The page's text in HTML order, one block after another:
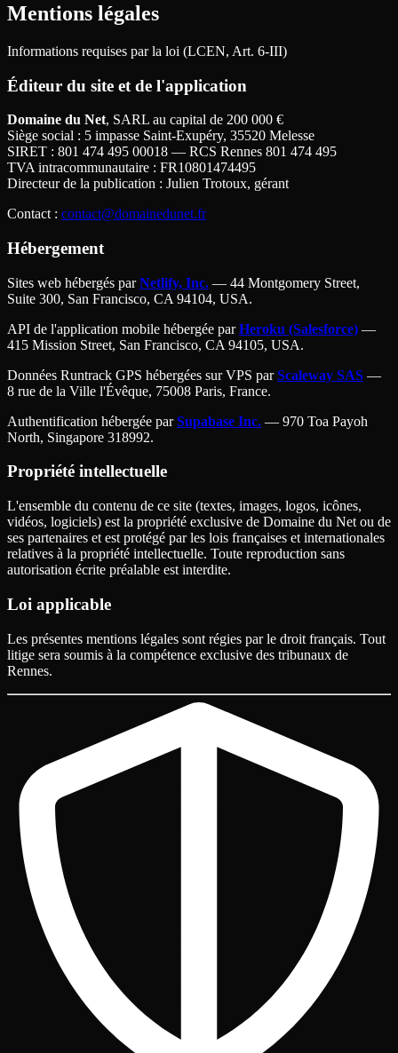
Mentions légales
Informations requises par la loi (LCEN, Art. 6-III)
Éditeur du site et de l'application
Domaine du Net, SARL au capital de 200 000 €
Siège social : 5 impasse Saint-Exupéry, 35520 Melesse
SIRET : 801 474 495 00018 — RCS Rennes 801 474 495
TVA intracommunautaire : FR10801474495
Directeur de la publication : Julien Trotoux, gérant
Contact : contact@domainedunet.fr
Hébergement
Sites web hébergés par Netlify, Inc. — 44 Montgomery Street,
Suite 300, San Francisco, CA 94104, USA.
API de l'application mobile hébergée par Heroku (Salesforce) —
415 Mission Street, San Francisco, CA 94105, USA.
Données Runtrack GPS hébergées sur VPS par Scaleway SAS —
8 rue de la Ville l'Évêque, 75008 Paris, France.
Authentification hébergée par Supabase Inc. — 970 Toa Payoh
North, Singapore 318992.
Propriété intellectuelle
L'ensemble du contenu de ce site (textes, images, logos, icônes,
vidéos, logiciels) est la propriété exclusive de Domaine du Net ou de
ses partenaires et est protégé par les lois françaises et internationales
relatives à la propriété intellectuelle. Toute reproduction sans
autorisation écrite préalable est interdite.
Loi applicable
Les présentes mentions légales sont régies par le droit français. Tout
litige sera soumis à la compétence exclusive des tribunaux de
Rennes.